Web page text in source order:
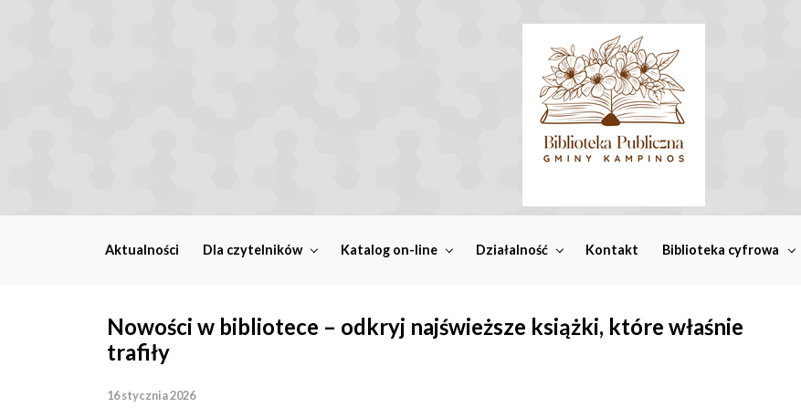
Aktualności Dla czytelników Katalog on-line Działalność Kontakt Biblioteka cyfrowa
Nowości w bibliotece – odkryj najświeższe książki, które właśnie
trafiły
16 stycznia 2026